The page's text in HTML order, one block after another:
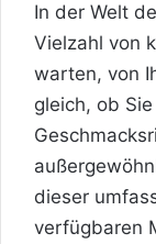
In der Welt
Vielzahl von
warten, von
gleich, ob
dieser
verfügbaren